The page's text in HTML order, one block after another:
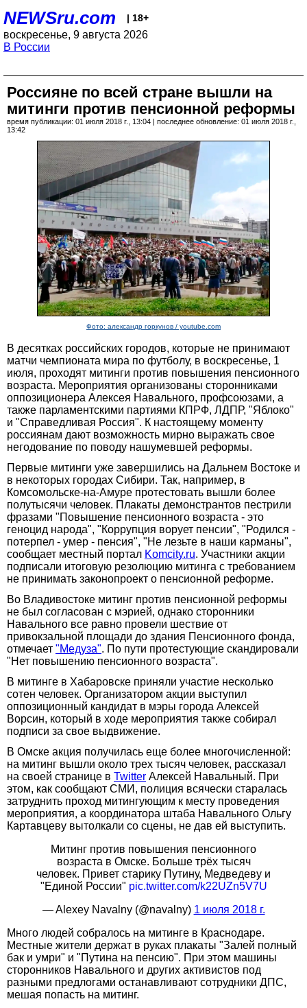
NEWSru.com | 18+
воскресенье, 9 августа 2026
В России
Россияне по всей стране вышли на
митинги против пенсионной реформы
время публикации: 01 июля 2018 г., 13:04 | последнее обновление: 01 июля 2018 г.,
13:42
Фото: александр горкунов / youtube.com
В десятках российских городов, которые не принимают
матчи чемпионата мира по футболу, в воскресенье, 1
июля, проходят митинги против повышения пенсионного
возраста. Мероприятия организованы сторонниками
оппозиционера Алексея Навального, профсоюзами, а
также парламентскими партиями КПРФ, ЛДПР, "Яблоко"
и "Справедливая Россия". К настоящему моменту
россиянам дают возможность мирно выражать свое
негодование по поводу нашумевшей реформы.
Первые митинги уже завершились на Дальнем Востоке и
в некоторых городах Сибири. Так, например, в
Комсомольске-на-Амуре протестовать вышли более
полутысячи человек. Плакаты демонстрантов пестрили
фразами "Повышение пенсионного возраста - это
геноцид народа", "Коррупция ворует пенсии", "Родился -
потерпел - умер - пенсия", "Не лезьте в наши карманы",
сообщает местный портал Komcity.ru. Участники акции
подписали итоговую резолюцию митинга с требованием
не принимать законопроект о пенсионной реформе.
Во Владивостоке митинг против пенсионной реформы
не был согласован с мэрией, однако сторонники
Навального все равно провели шествие от
привокзальной площади до здания Пенсионного фонда,
отмечает "Медуза". По пути протестующие скандировали
"Нет повышению пенсионного возраста".
В митинге в Хабаровске приняли участие несколько
сотен человек. Организатором акции выступил
оппозиционный кандидат в мэры города Алексей
Ворсин, который в ходе мероприятия также собирал
подписи за свое выдвижение.
В Омске акция получилась еще более многочисленной:
на митинг вышли около трех тысяч человек, рассказал
на своей странице в Twitter Алексей Навальный. При
этом, как сообщают СМИ, полиция всячески старалась
затруднить проход митингующим к месту проведения
мероприятия, а координатора штаба Навального Ольгу
Картавцеву вытолкали со сцены, не дав ей выступить.
Митинг против повышения пенсионного
возраста в Омске. Больше трёх тысяч
человек. Привет старику Путину, Медведеву и
"Единой России" pic.twitter.com/k22UZn5V7U
— Alexey Navalny (@navalny) 1 июля 2018 г.
Много людей собралось на митинге в Краснодаре.
Местные жители держат в руках плакаты "Залей полный
бак и умри" и "Путина на пенсию". При этом машины
сторонников Навального и других активистов под
разными предлогами останавливают сотрудники ДПС,
мешая попасть на митинг.